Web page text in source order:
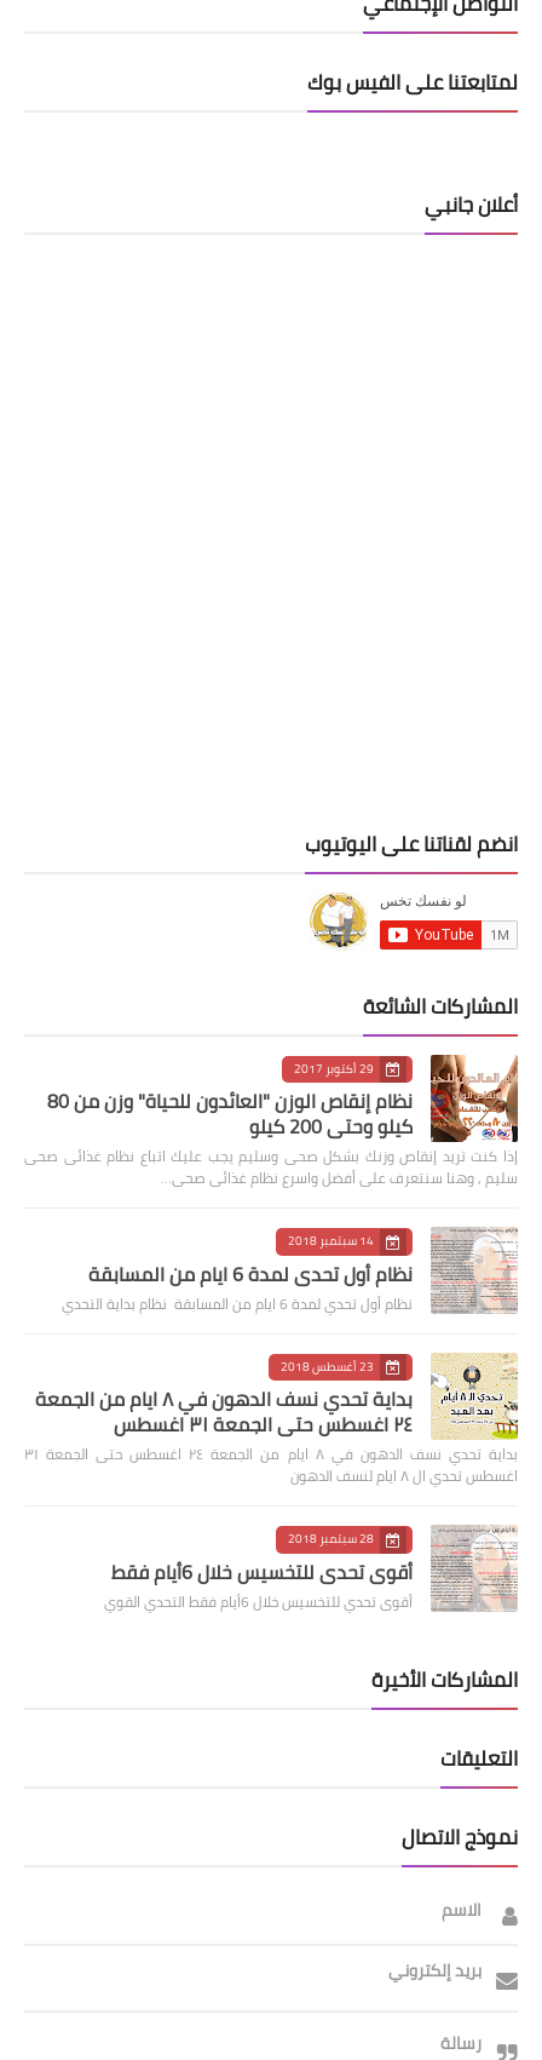
لمتابعتنا على الفيس بوك
أعلان جانبي
انضم لقناتنا على اليوتيوب
المشاركات الشائعة
29 أكتوبر 2017
نظام إنقاص الوزن "العائدون للحياة" وزن من 80
كيلو وحتى 200 كيلو
إذا كنت تريد إنقاص وزنك بشكل صحى وسليم يجب عليك اتباع نظام غذائى صحى
سليم , وهنا سنتعرف على أفضل واسرع نظام غذائى صحى…
14 سبتمبر 2018
نظام أول تحدي لمدة 6 ايام من المسابقة
نظام أول تحدي لمدة 6 ايام من المسابقة نظام بداية التحدي
23 أغسطس 2018
بداية تحدي نسف الدهون في ٨ ايام من الجمعة
٢٤ اغسطس حتى الجمعة ٣١ اغسطس
بداية تحدي نسف الدهون في ٨ ايام من الجمعة ٢٤ اغسطس حتى الجمعة ٣١
اغسطس تحدي ال ٨ ايام لنسف الدهون
28 سبتمبر 2018
أقوى تحدي للتخسيس خلال 6أيام فقط
أقوى تحدي للتخسيس خلال 6أيام فقط التحدي القوي
المشاركات الأخيرة
التعليقات
نموذج الاتصال
الاسم
بريد إلكتروني
رسالة